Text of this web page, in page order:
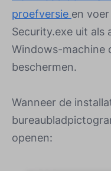
proefversie en
Security.exe uit als
Windows-machine
beschermen.
Wanneer de
openen: